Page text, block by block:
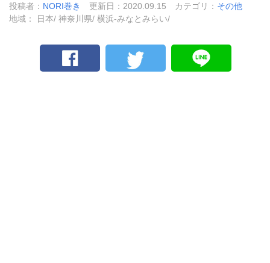
投稿者： NORI巻き 更新日：2020.09.15 カテゴリ： その他
地域： 日本/ 神奈川県/ 横浜-みなとみらい/